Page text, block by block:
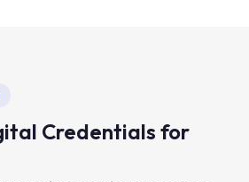
Credentials for